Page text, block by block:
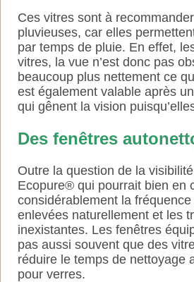
Ces vitres sont à
pluvieuses, car elles
par temps de pluie. En effet,
vitres, la vue n’est donc pas
beaucoup plus nettement ce
est également valable après
qui gênent la vision
Des fenêtres
Outre la question de la
Ecopure® qui pourrait bien en
considérablement la
enlevées naturellement et les
inexistantes. Les fenêtres
pas aussi souvent que des
réduire le temps de nettoyage
pour verres.